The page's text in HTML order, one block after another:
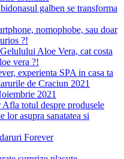
galben se transforma
nomophobe, sau doar
?!
Aloe Vera, cat costa
vera ?!
experienta SPA in casa ta
de Craciun 2021
2021
totul despre produsele
lor asupra sanatatea si
Forever